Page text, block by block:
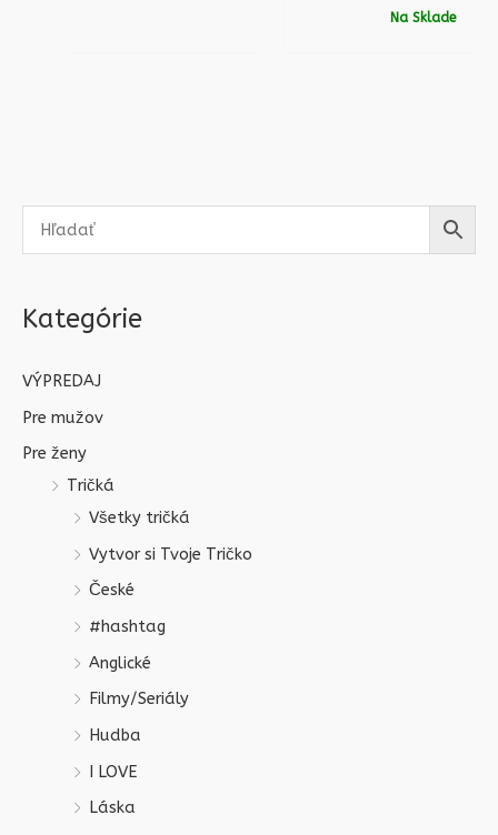
Kategórie
VÝPREDAJ
Pre mužov
Pre ženy
Tričká
Všetky tričká
Vytvor si Tvoje Tričko
České
#hashtag
Anglické
Filmy/Seriály
Hudba
I LOVE
Láska
Na Sklade